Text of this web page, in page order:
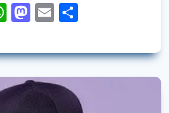
WhatsApp
Mastodon
Email